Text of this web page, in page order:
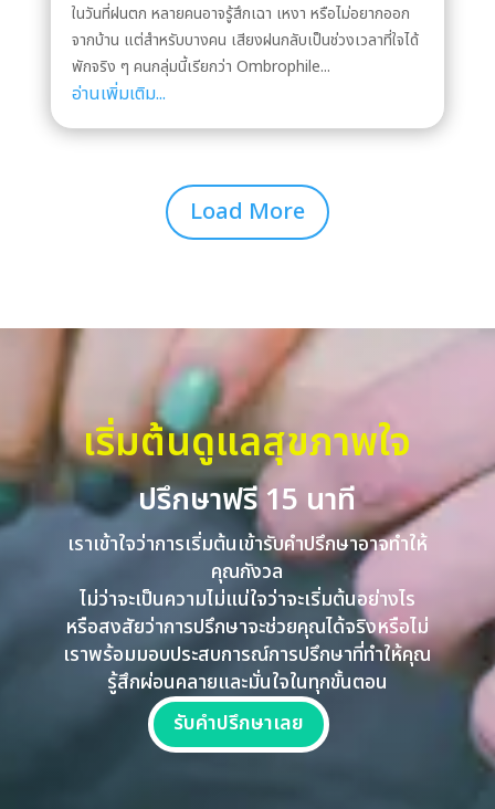
ในวันที่ฝนตก หลายคนอาจรู้สึกเฉา เหงา หรือไม่อยากออก
จากบ้าน แต่สำหรับบางคน เสียงฝนกลับเป็นช่วงเวลาที่ใจได้
พักจริง ๆ คนกลุ่มนี้เรียกว่า Ombrophile...
อ่านเพิ่มเติม...
Load More
เริ่มต้นดูแลสุขภาพใจ
ปรึกษาฟรี 15 นาที
เราเข้าใจว่าการเริ่มต้นเข้ารับคำปรึกษาอาจทำให้
คุณกังวล
ไม่ว่าจะเป็นความไม่แน่ใจว่าจะเริ่มต้นอย่างไร
หรือสงสัยว่าการปรึกษาจะช่วยคุณได้จริงหรือไม่
เราพร้อมมอบประสบการณ์การปรึกษาที่ทำให้คุณ
รู้สึกผ่อนคลายและมั่นใจในทุกขั้นตอน
รับคำปรึกษาเลย